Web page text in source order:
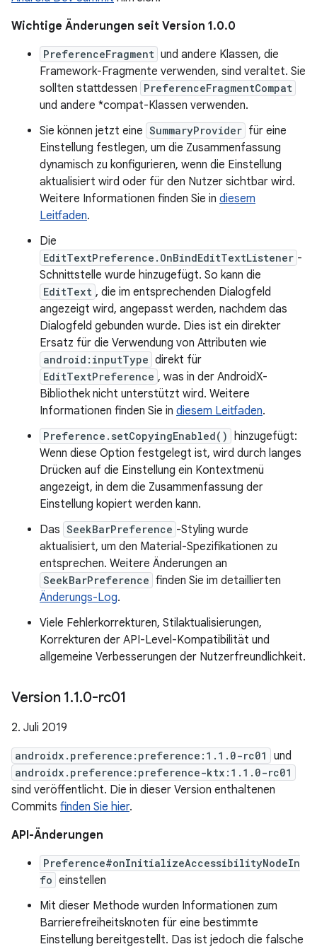
Wichtige Änderungen seit Version 1.0.0
PreferenceFragment und andere Klassen, die
Framework-Fragmente verwenden, sind veraltet. Sie
sollten stattdessen PreferenceFragmentCompat
und andere *compat-Klassen verwenden.
Sie können jetzt eine SummaryProvider für eine
Einstellung festlegen, um die Zusammenfassung
dynamisch zu konfigurieren, wenn die Einstellung
aktualisiert wird oder für den Nutzer sichtbar wird.
Weitere Informationen finden Sie in diesem
Leitfaden.
Die
EditTextPreference.OnBindEditTextListener -
Schnittstelle wurde hinzugefügt. So kann die
EditText , die im entsprechenden Dialogfeld
angezeigt wird, angepasst werden, nachdem das
Dialogfeld gebunden wurde. Dies ist ein direkter
Ersatz für die Verwendung von Attributen wie
android:inputType direkt für
EditTextPreference , was in der AndroidX-
Bibliothek nicht unterstützt wird. Weitere
Informationen finden Sie in diesem Leitfaden.
Preference.setCopyingEnabled() hinzugefügt:
Wenn diese Option festgelegt ist, wird durch langes
Drücken auf die Einstellung ein Kontextmenü
angezeigt, in dem die Zusammenfassung der
Einstellung kopiert werden kann.
Das SeekBarPreference -Styling wurde
aktualisiert, um den Material-Spezifikationen zu
entsprechen. Weitere Änderungen an
SeekBarPreference finden Sie im detaillierten
Änderungs-Log.
Viele Fehlerkorrekturen, Stilaktualisierungen,
Korrekturen der API-Level-Kompatibilität und
allgemeine Verbesserungen der Nutzerfreundlichkeit.
Version 1.1.0-rc01
2. Juli 2019
androidx.preference:preference:1.1.0-rc01 und
androidx.preference:preference-ktx:1.1.0-rc01
sind veröffentlicht. Die in dieser Version enthaltenen
Commits finden Sie hier.
API-Änderungen
Preference#onInitializeAccessibilityNodeIn
fo einstellen
Mit dieser Methode wurden Informationen zum
Barrierefreiheitsknoten für eine bestimmte
Einstellung bereitgestellt. Das ist jedoch die falsche